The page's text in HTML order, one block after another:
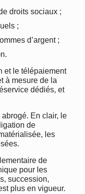
droits sociaux ;
;
d’argent ;
et le télépaiement
à mesure de la
dédiés, et
En clair, le
de
les
de
pour les
succession,
plus en vigueur.